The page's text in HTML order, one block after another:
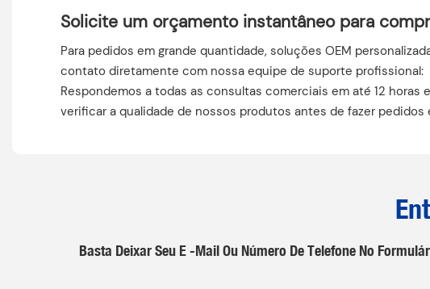
Solicite um orçamento instantâneo para
Para pedidos em grande quantidade, soluções OEM
contato diretamente com nossa equipe de suporte profissional:
Respondemos a todas as consultas comerciais em até 12
verificar a qualidade de nossos produtos antes de fazer pedidos
Basta Deixar Seu E -mail Ou Número De Telefone No